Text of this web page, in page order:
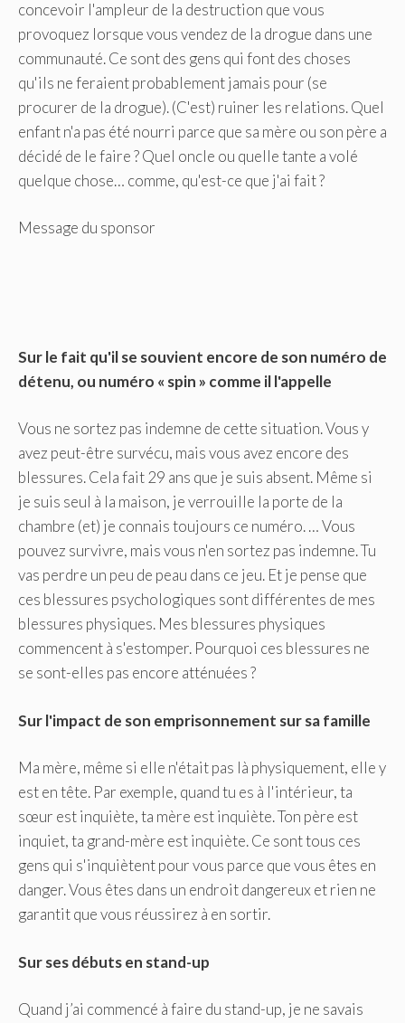
concevoir l'ampleur de la destruction que vous
provoquez lorsque vous vendez de la drogue dans une
communauté. Ce sont des gens qui font des choses
qu'ils ne feraient probablement jamais pour (se
procurer de la drogue). (C'est) ruiner les relations. Quel
enfant n'a pas été nourri parce que sa mère ou son père a
décidé de le faire ? Quel oncle ou quelle tante a volé
quelque chose… comme, qu'est-ce que j'ai fait ?
Message du sponsor
Sur le fait qu'il se souvient encore de son numéro de
détenu, ou numéro « spin » comme il l'appelle
Vous ne sortez pas indemne de cette situation. Vous y
avez peut-être survécu, mais vous avez encore des
blessures. Cela fait 29 ans que je suis absent. Même si
je suis seul à la maison, je verrouille la porte de la
chambre (et) je connais toujours ce numéro. … Vous
pouvez survivre, mais vous n'en sortez pas indemne. Tu
vas perdre un peu de peau dans ce jeu. Et je pense que
ces blessures psychologiques sont différentes de mes
blessures physiques. Mes blessures physiques
commencent à s'estomper. Pourquoi ces blessures ne
se sont-elles pas encore atténuées ?
Sur l'impact de son emprisonnement sur sa famille
Ma mère, même si elle n'était pas là physiquement, elle y
est en tête. Par exemple, quand tu es à l'intérieur, ta
sœur est inquiète, ta mère est inquiète. Ton père est
inquiet, ta grand-mère est inquiète. Ce sont tous ces
gens qui s'inquiètent pour vous parce que vous êtes en
danger. Vous êtes dans un endroit dangereux et rien ne
garantit que vous réussirez à en sortir.
Sur ses débuts en stand-up
Quand j’ai commencé à faire du stand-up, je ne savais